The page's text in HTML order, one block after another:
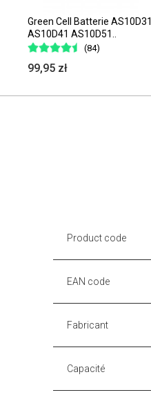
Green Cell Batterie AS10D31
AS10D41 AS10D51..
(84)
99,95 zł
Product code
EAN code
Fabricant
Capacité